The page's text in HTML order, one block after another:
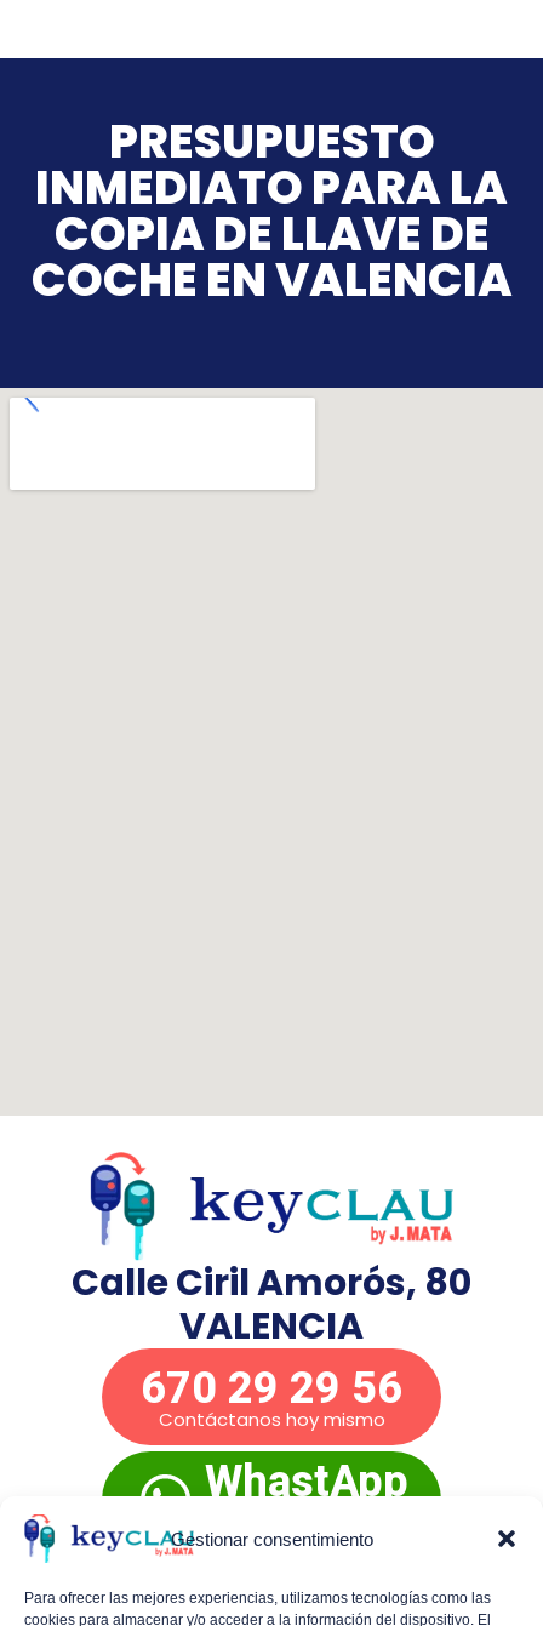
Gestionar consentimiento
Para ofrecer las mejores experiencias, utilizamos tecnologías como las
cookies para almacenar y/o acceder a la información del dispositivo. El
PRESUPUESTO
INMEDIATO PARA LA
COPIA DE LLAVE DE
COCHE EN VALENCIA
Calle Ciril Amorós, 80
VALENCIA
670 29 29 56
Contáctanos hoy mismo
WhastApp
inmediato